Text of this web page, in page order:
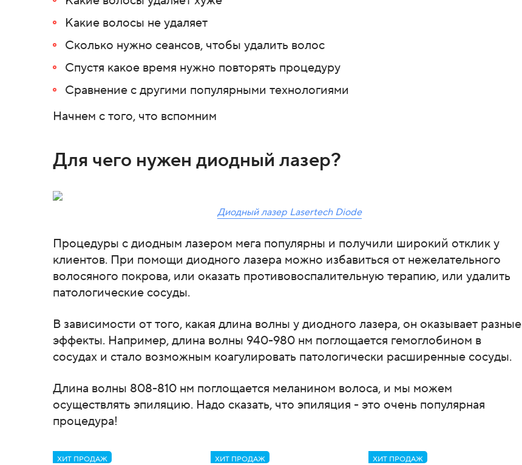
Какие волосы не удаляет
Сколько нужно сеансов, чтобы удалить волос
Спустя какое время нужно повторять процедуру
Сравнение с другими популярными технологиями
Начнем с того, что вспомним
Для чего нужен диодный лазер?
Диодный лазер Lasertech Diode
Процедуры с диодным лазером мега популярны и получили широкий отклик у
клиентов. При помощи диодного лазера можно избавиться от нежелательного
волосяного покрова, или оказать противовоспалительную терапию, или удалить
патологические сосуды.
В зависимости от того, какая длина волны у диодного лазера, он оказывает разные
эффекты. Например, длина волны 940-980 нм поглощается гемоглобином в
сосудах и стало возможным коагулировать патологически расширенные сосуды.
Длина волны 808-810 нм поглощается меланином волоса, и мы можем
осуществлять эпиляцию. Надо сказать, что эпиляция - это очень популярная
процедура!
ХИТ ПРОДАЖ ХИТ ПРОДАЖ ХИТ ПРОДАЖ